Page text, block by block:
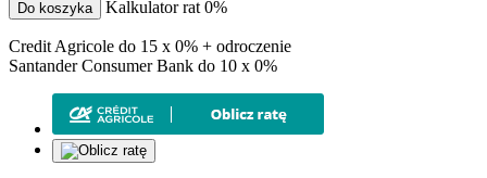
Do koszyka Kalkulator rat 0%
Credit Agricole do 15 x 0% + odroczenie
Santander Consumer Bank do 10 x 0%